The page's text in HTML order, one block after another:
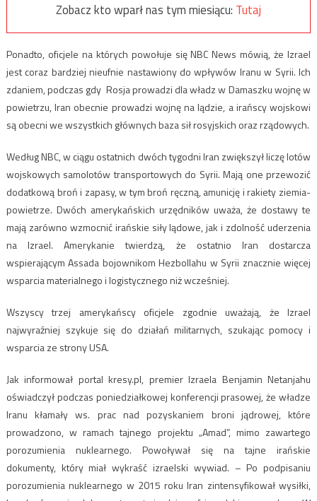
Zobacz kto wparł nas tym miesiącu: Tutaj
Ponadto, oficjele na których powołuje się NBC News mówią, że Izrael
jest coraz bardziej nieufnie nastawiony do wpływów Iranu w Syrii. Ich
zdaniem, podczas gdy Rosja prowadzi dla władz w Damaszku wojnę w
powietrzu, Iran obecnie prowadzi wojnę na lądzie, a irańscy wojskowi
są obecni we wszystkich głównych baza sił rosyjskich oraz rządowych.
Według NBC, w ciągu ostatnich dwóch tygodni Iran zwiększył liczę lotów
wojskowych samolotów transportowych do Syrii. Mają one przewozić
dodatkową broń i zapasy, w tym broń ręczną, amunicję i rakiety ziemia-
powietrze. Dwóch amerykańskich urzędników uważa, że dostawy te
mają zarówno wzmocnić irańskie siły lądowe, jak i zdolność uderzenia
na Izrael. Amerykanie twierdzą, że ostatnio Iran dostarcza
wspierającym Assada bojownikom Hezbollahu w Syrii znacznie więcej
wsparcia materialnego i logistycznego niż wcześniej.
Wszyscy trzej amerykańscy oficjele zgodnie uważają, że Izrael
najwyraźniej szykuje się do działań militarnych, szukając pomocy i
wsparcia ze strony USA.
Jak informował portal kresy.pl, premier Izraela Benjamin Netanjahu
oświadczył podczas poniedziałkowej konferencji prasowej, że władze
Iranu kłamały ws. prac nad pozyskaniem broni jądrowej, które
prowadzono, w ramach tajnego projektu „Amad”, mimo zawartego
porozumienia nuklearnego. Powoływał się na tajne irańskie
dokumenty, który miał wykraść izraelski wywiad. – Po podpisaniu
porozumienia nuklearnego w 2015 roku Iran zintensyfikował wysiłki,